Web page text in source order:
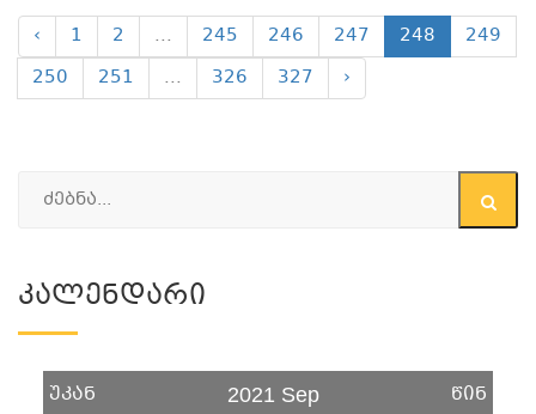
‹ 1 2 ... 245 246 247 248
249
250
251 ... 326 327 ›
Კალენდარი
უკან 2021 Sep წინ